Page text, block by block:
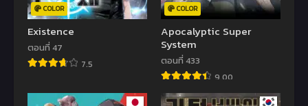
COLOR
Existence
ตอนที่ 47
7.5
COLOR
Apocalyptic Super
System
ตอนที่ 433
9.00